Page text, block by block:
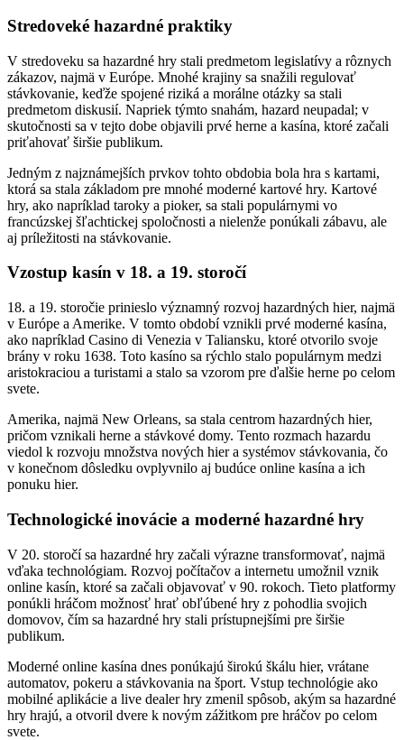
Stredoveké hazardné praktiky
V stredoveku sa hazardné hry stali predmetom legislatívy a rôznych
zákazov, najmä v Európe. Mnohé krajiny sa snažili regulovať
stávkovanie, keďže spojené riziká a morálne otázky sa stali
predmetom diskusií. Napriek týmto snahám, hazard neupadal; v
skutočnosti sa v tejto dobe objavili prvé herne a kasína, ktoré začali
priťahovať širšie publikum.
Jedným z najznámejších prvkov tohto obdobia bola hra s kartami,
ktorá sa stala základom pre mnohé moderné kartové hry. Kartové
hry, ako napríklad taroky a pioker, sa stali populárnymi vo
francúzskej šľachtickej spoločnosti a nielenže ponúkali zábavu, ale
aj príležitosti na stávkovanie.
Vzostup kasín v 18. a 19. storočí
18. a 19. storočie prinieslo významný rozvoj hazardných hier, najmä
v Európe a Amerike. V tomto období vznikli prvé moderné kasína,
ako napríklad Casino di Venezia v Taliansku, ktoré otvorilo svoje
brány v roku 1638. Toto kasíno sa rýchlo stalo populárnym medzi
aristokraciou a turistami a stalo sa vzorom pre ďalšie herne po celom
svete.
Amerika, najmä New Orleans, sa stala centrom hazardných hier,
pričom vznikali herne a stávkové domy. Tento rozmach hazardu
viedol k rozvoju množstva nových hier a systémov stávkovania, čo
v konečnom dôsledku ovplyvnilo aj budúce online kasína a ich
ponuku hier.
Technologické inovácie a moderné hazardné hry
V 20. storočí sa hazardné hry začali výrazne transformovať, najmä
vďaka technológiam. Rozvoj počítačov a internetu umožnil vznik
online kasín, ktoré sa začali objavovať v 90. rokoch. Tieto platformy
ponúkli hráčom možnosť hrať obľúbené hry z pohodlia svojich
domovov, čím sa hazardné hry stali prístupnejšími pre širšie
publikum.
Moderné online kasína dnes ponúkajú širokú škálu hier, vrátane
automatov, pokeru a stávkovania na šport. Vstup technológie ako
mobilné aplikácie a live dealer hry zmenil spôsob, akým sa hazardné
hry hrajú, a otvoril dvere k novým zážitkom pre hráčov po celom
svete.